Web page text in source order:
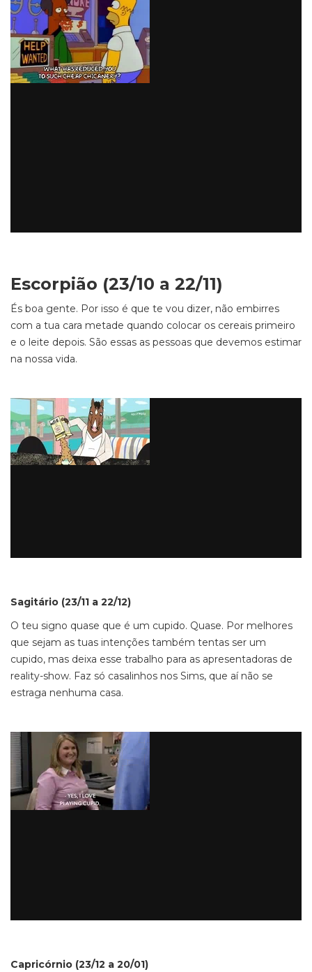
Escorpião (23/10 a 22/11)
És boa gente. Por isso é que te vou dizer, não embirres
com a tua cara metade quando colocar os cereais primeiro
e o leite depois. São essas as pessoas que devemos estimar
na nossa vida.
Sagitário (23/11 a 22/12)
O teu signo quase que é um cupido. Quase. Por melhores
que sejam as tuas intenções também tentas ser um
cupido, mas deixa esse trabalho para as apresentadoras de
reality-show. Faz só casalinhos nos Sims, que aí não se
estraga nenhuma casa.
Capricórnio (23/12 a 20/01)